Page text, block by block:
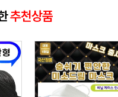
추천상품